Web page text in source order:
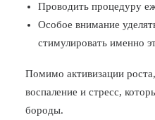
Проводить процедуру
Особое внимание
стимулировать именно
Помимо активизации
воспаление и стресс,
бороды.